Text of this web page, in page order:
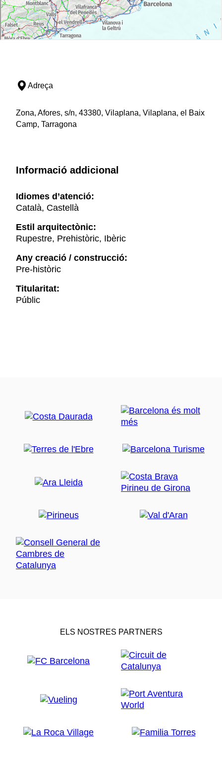
Adreça
Zona, Afores, s/n, 43380, Vilaplana, Vilaplana, el Baix
Camp, Tarragona
Informació addicional
Idiomes d’atenció:
Català, Castellà
Estil arquitectònic:
Rupestre, Prehistòric, Ibèric
Any creació / construcció:
Pre-històric
Titularitat:
Públic
ELS NOSTRES PARTNERS